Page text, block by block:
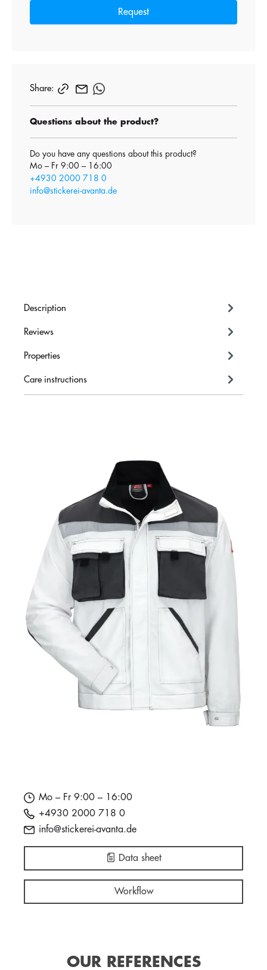
Request
Share:
Questions about the product?
Do you have any questions about this product?
Mo – Fr 9:00 – 16:00
+4930 2000 718 0
info@stickerei-avanta.de
Description
Reviews
Properties
Care instructions
Mo – Fr 9:00 – 16:00
+4930 2000 718 0
info@stickerei-avanta.de
Data sheet
Workflow
OUR REFERENCES